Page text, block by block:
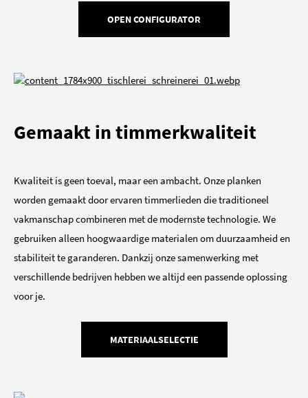
OPEN CONFIGURATOR
Gemaakt in timmerkwaliteit
Kwaliteit is geen toeval, maar een ambacht. Onze planken
worden gemaakt door ervaren timmerlieden die traditioneel
vakmanschap combineren met de modernste technologie. We
gebruiken alleen hoogwaardige materialen om duurzaamheid en
stabiliteit te garanderen. Dankzij onze samenwerking met
verschillende bedrijven hebben we altijd een passende oplossing
voor je.
MATERIAALSELECTIE